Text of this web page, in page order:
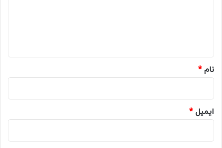
نام*
ایمیل*